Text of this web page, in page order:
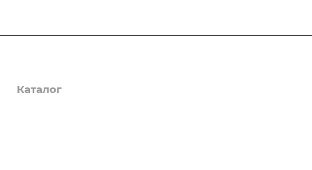
Каталог